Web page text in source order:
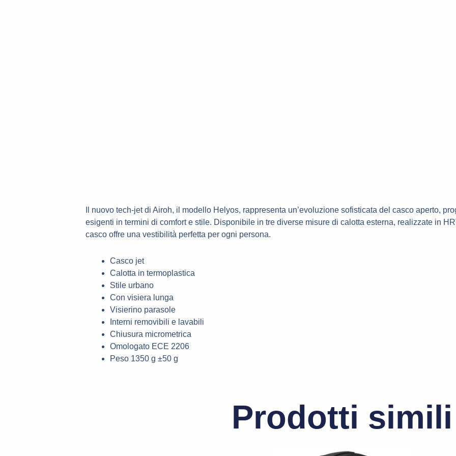
Il nuovo tech-jet di Airoh, il modello Helyos, rappresenta un’evoluzione sofisticata del casco aperto,
esigenti in termini di comfort e stile. Disponibile in tre diverse misure di calotta esterna, realizzate in
casco offre una vestibilità perfetta per ogni persona.
Casco jet
Calotta in termoplastica
Stile urbano
Con visiera lunga
Visierino parasole
Interni removibili e lavabili
Chiusura micrometrica
Omologato ECE 2206
Peso 1350 g ±50 g
Prodotti simili
Il
Questo